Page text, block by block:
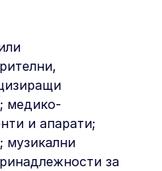
медико-
и апарати;
музикални
за